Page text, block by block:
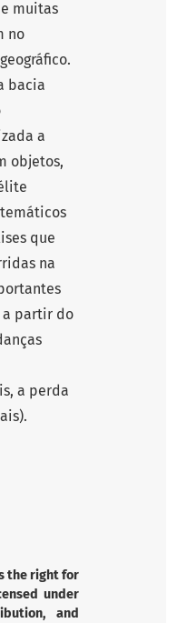
muitas
no
bacia
a
objetos,
temáticos
que
na
a partir do
a perda
the right for
under
and